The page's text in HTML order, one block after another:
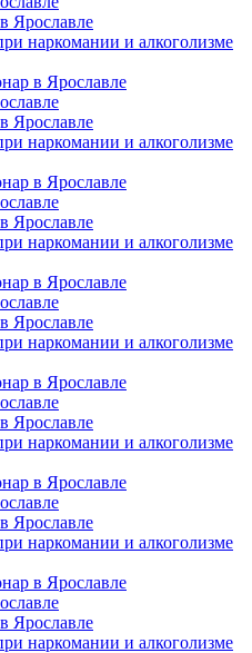
Ярославле
наркомании и алкоголизме
в Ярославле
Ярославле
наркомании и алкоголизме
в Ярославле
Ярославле
наркомании и алкоголизме
в Ярославле
Ярославле
наркомании и алкоголизме
в Ярославле
Ярославле
наркомании и алкоголизме
в Ярославле
Ярославле
наркомании и алкоголизме
в Ярославле
Ярославле
наркомании и алкоголизме